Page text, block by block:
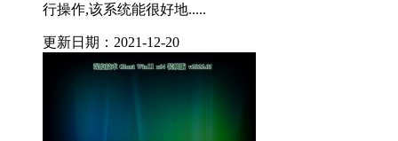
行操作,该系统能很好地.....
更新日期：2021-12-20